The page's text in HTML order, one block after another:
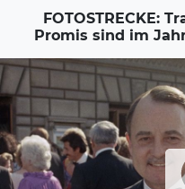
FOTOSTRECKE:
Promis sind im